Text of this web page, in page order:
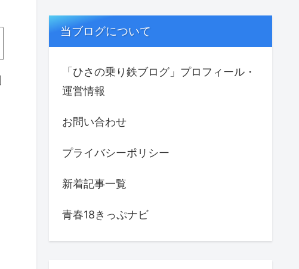
当ブログについて
「ひさの乗り鉄ブログ」プロフィール・
運営情報
お問い合わせ
プライバシーポリシー
新着記事一覧
青春18きっぷナビ